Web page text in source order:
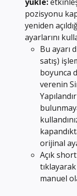
pozisyonu
yeniden
ayarlarını
Bu ayarı
satış)
boyunca
verenin
orijinal
Açık
manuel